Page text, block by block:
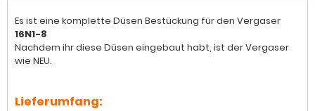
Es ist eine komplette Düsen Bestückung für den Vergaser
16N1-8
Nachdem ihr diese Düsen eingebaut habt, ist der Vergaser
wie NEU.
Lieferumfang: